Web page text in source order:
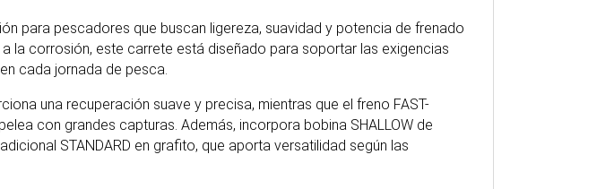
para pescadores que buscan ligereza, suavidad y potencia de frenado
la corrosión, este carrete está diseñado para soportar las exigencias
cada jornada de pesca.
una recuperación suave y precisa, mientras que el freno FAST-
con grandes capturas. Además, incorpora bobina SHALLOW de
STANDARD en grafito, que aporta versatilidad según las